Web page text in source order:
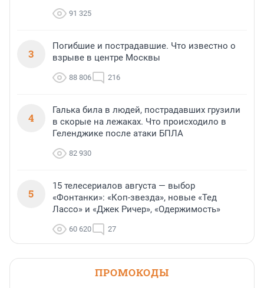
91 325
3
Погибшие и пострадавшие. Что известно о
взрыве в центре Москвы
88 806 216
4
Галька била в людей, пострадавших грузили
в скорые на лежаках. Что происходило в
Геленджике после атаки БПЛА
82 930
5
15 телесериалов августа — выбор
«Фонтанки»: «Коп-звезда», новые «Тед
Лассо» и «Джек Ричер», «Одержимость»
60 620 27
ПРОМОКОДЫ